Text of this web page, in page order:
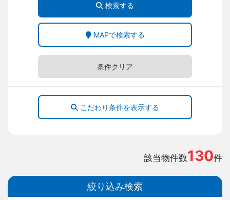
検索する
MAPで検索する
条件クリア
こだわり条件を表示する
該当物件数130件
絞り込み検索